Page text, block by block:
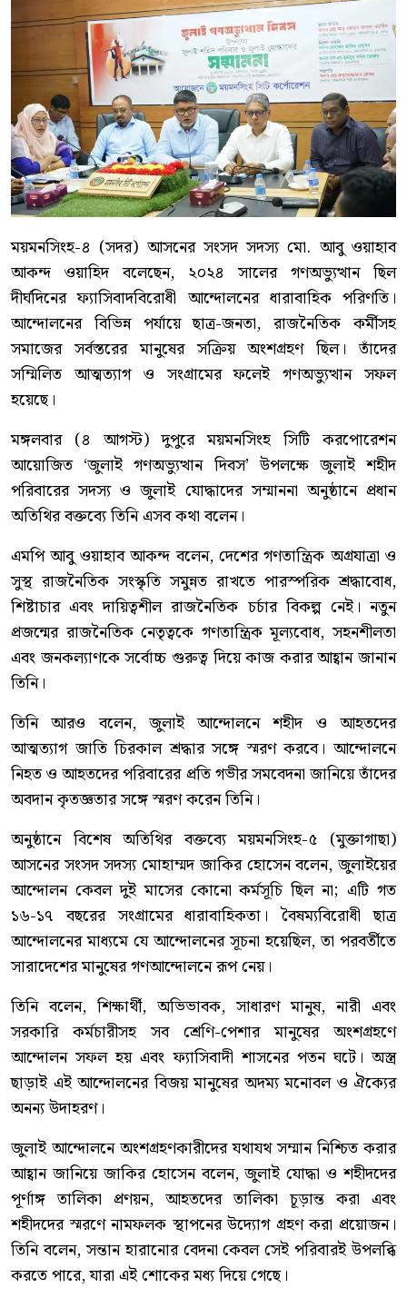
ময়মনসিংহ-৪ (সদর) আসনের সংসদ সদস্য মো. আবু ওয়াহাব
আকন্দ ওয়াহিদ বলেছেন, ২০২৪ সালের গণঅভ্যুত্থান ছিল
দীর্ঘদিনের ফ্যাসিবাদবিরোধী আন্দোলনের ধারাবাহিক পরিণতি।
আন্দোলনের বিভিন্ন পর্যায়ে ছাত্র-জনতা, রাজনৈতিক কর্মীসহ
সমাজের সর্বস্তরের মানুষের সক্রিয় অংশগ্রহণ ছিল। তাঁদের
সম্মিলিত আত্মত্যাগ ও সংগ্রামের ফলেই গণঅভ্যুত্থান সফল
হয়েছে।
মঙ্গলবার (৪ আগস্ট) দুপুরে ময়মনসিংহ সিটি করপোরেশন
আয়োজিত ‘জুলাই গণঅভ্যুত্থান দিবস’ উপলক্ষে জুলাই শহীদ
পরিবারের সদস্য ও জুলাই যোদ্ধাদের সম্মাননা অনুষ্ঠানে প্রধান
অতিথির বক্তব্যে তিনি এসব কথা বলেন।
এমপি আবু ওয়াহাব আকন্দ বলেন, দেশের গণতান্ত্রিক অগ্রযাত্রা ও
সুস্থ রাজনৈতিক সংস্কৃতি সমুন্নত রাখতে পারস্পরিক শ্রদ্ধাবোধ,
শিষ্টাচার এবং দায়িত্বশীল রাজনৈতিক চর্চার বিকল্প নেই। নতুন
প্রজন্মের রাজনৈতিক নেতৃত্বকে গণতান্ত্রিক মূল্যবোধ, সহনশীলতা
এবং জনকল্যাণকে সর্বোচ্চ গুরুত্ব দিয়ে কাজ করার আহ্বান জানান
তিনি।
তিনি আরও বলেন, জুলাই আন্দোলনে শহীদ ও আহতদের
আত্মত্যাগ জাতি চিরকাল শ্রদ্ধার সঙ্গে স্মরণ করবে। আন্দোলনে
নিহত ও আহতদের পরিবারের প্রতি গভীর সমবেদনা জানিয়ে তাঁদের
অবদান কৃতজ্ঞতার সঙ্গে স্মরণ করেন তিনি।
অনুষ্ঠানে বিশেষ অতিথির বক্তব্যে ময়মনসিংহ-৫ (মুক্তাগাছা)
আসনের সংসদ সদস্য মোহাম্মদ জাকির হোসেন বলেন, জুলাইয়ের
আন্দোলন কেবল দুই মাসের কোনো কর্মসূচি ছিল না; এটি গত
১৬-১৭ বছরের সংগ্রামের ধারাবাহিকতা। বৈষম্যবিরোধী ছাত্র
আন্দোলনের মাধ্যমে যে আন্দোলনের সূচনা হয়েছিল, তা পরবর্তীতে
সারাদেশের মানুষের গণআন্দোলনে রূপ নেয়।
তিনি বলেন, শিক্ষার্থী, অভিভাবক, সাধারণ মানুষ, নারী এবং
সরকারি কর্মচারীসহ সব শ্রেণি-পেশার মানুষের অংশগ্রহণে
আন্দোলন সফল হয় এবং ফ্যাসিবাদী শাসনের পতন ঘটে। অস্ত্র
ছাড়াই এই আন্দোলনের বিজয় মানুষের অদম্য মনোবল ও ঐক্যের
অনন্য উদাহরণ।
জুলাই আন্দোলনে অংশগ্রহণকারীদের যথাযথ সম্মান নিশ্চিত করার
আহ্বান জানিয়ে জাকির হোসেন বলেন, জুলাই যোদ্ধা ও শহীদদের
পূর্ণাঙ্গ তালিকা প্রণয়ন, আহতদের তালিকা চূড়ান্ত করা এবং
শহীদদের স্মরণে নামফলক স্থাপনের উদ্যোগ গ্রহণ করা প্রয়োজন।
তিনি বলেন, সন্তান হারানোর বেদনা কেবল সেই পরিবারই উপলব্ধি
করতে পারে, যারা এই শোকের মধ্য দিয়ে গেছে।